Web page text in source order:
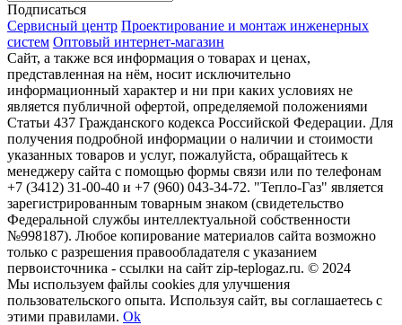
Подписаться
Сервисный центр Проектирование и монтаж инженерных
систем Оптовый интернет-магазин
Сайт, а также вся информация о товарах и ценах,
представленная на нём, носит исключительно
информационный характер и ни при каких условиях не
является публичной офертой, определяемой положениями
Статьи 437 Гражданского кодекса Российской Федерации. Для
получения подробной информации о наличии и стоимости
указанных товаров и услуг, пожалуйста, обращайтесь к
менеджеру сайта с помощью формы связи или по телефонам
+7 (3412) 31-00-40 и +7 (960) 043-34-72. "Тепло-Газ" является
зарегистрированным товарным знаком (свидетельство
Федеральной службы интеллектуальной собственности
№998187). Любое копирование материалов сайта возможно
только с разрешения правообладателя с указанием
первоисточника - ссылки на сайт zip-teplogaz.ru. © 2024
Мы используем файлы сookies для улучшения
пользовательского опыта. Используя сайт, вы соглашаетесь с
этими правилами. Ok